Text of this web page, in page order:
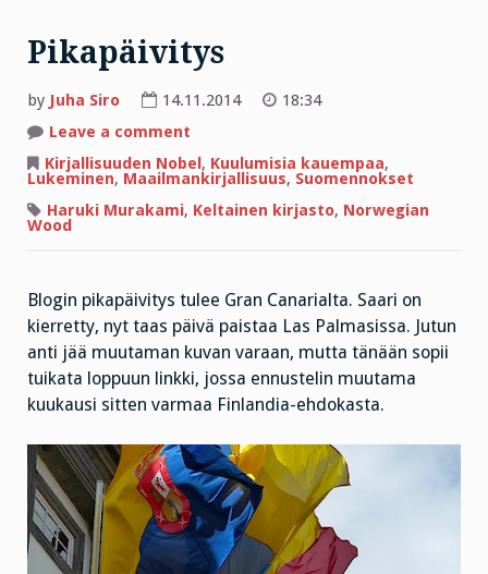
Pikapäivitys
by Juha Siro 14.11.2014
18:34
Leave a comment
Kirjallisuuden Nobel, Kuulumisia kauempaa,
Lukeminen, Maailmankirjallisuus, Suomennokset
Haruki Murakami, Keltainen kirjasto, Norwegian
Wood
Blogin pikapäivitys tulee Gran Canarialta. Saari on
kierretty, nyt taas päivä paistaa Las Palmasissa. Jutun
anti jää muutaman kuvan varaan, mutta tänään sopii
tuikata loppuun linkki, jossa ennustelin muutama
kuukausi sitten varmaa Finlandia-ehdokasta.